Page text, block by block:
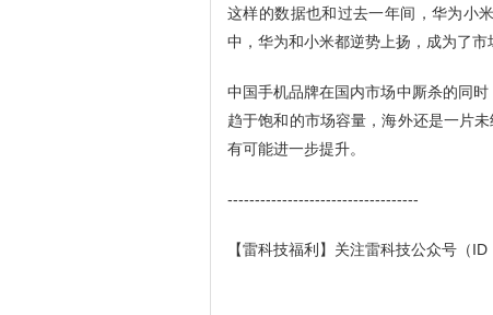
这样的数据也和过去一年间，华为小
中，华为和小米都逆势上扬，成为了市
中国手机品牌在国内市场中厮杀的同
趋于饱和的市场容量，海外还是一片
有可能进一步提升。
-----------------------------------
【雷科技福利】关注雷科技公众号（